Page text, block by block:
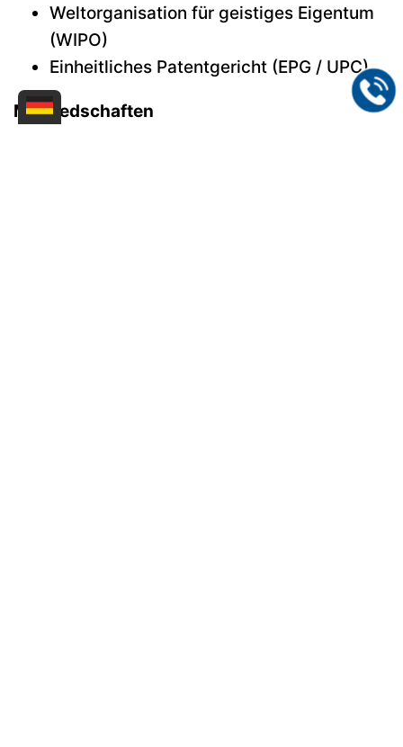
Weltorganisation für geistiges Eigentum
(WIPO)
Einheitliches Patentgericht (EPG / UPC)
Mitgliedschaften